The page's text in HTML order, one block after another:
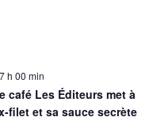
h 00 min
café Les Éditeurs met à
filet et sa sauce secrète